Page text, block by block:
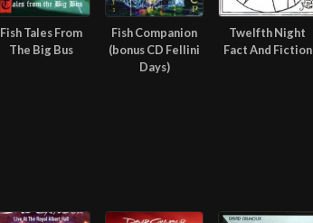
Fish Tales From
The Big Bus
Fish Companion
(bonus CD Fellini
Days)
Twelfth Night
Fact And Fiction